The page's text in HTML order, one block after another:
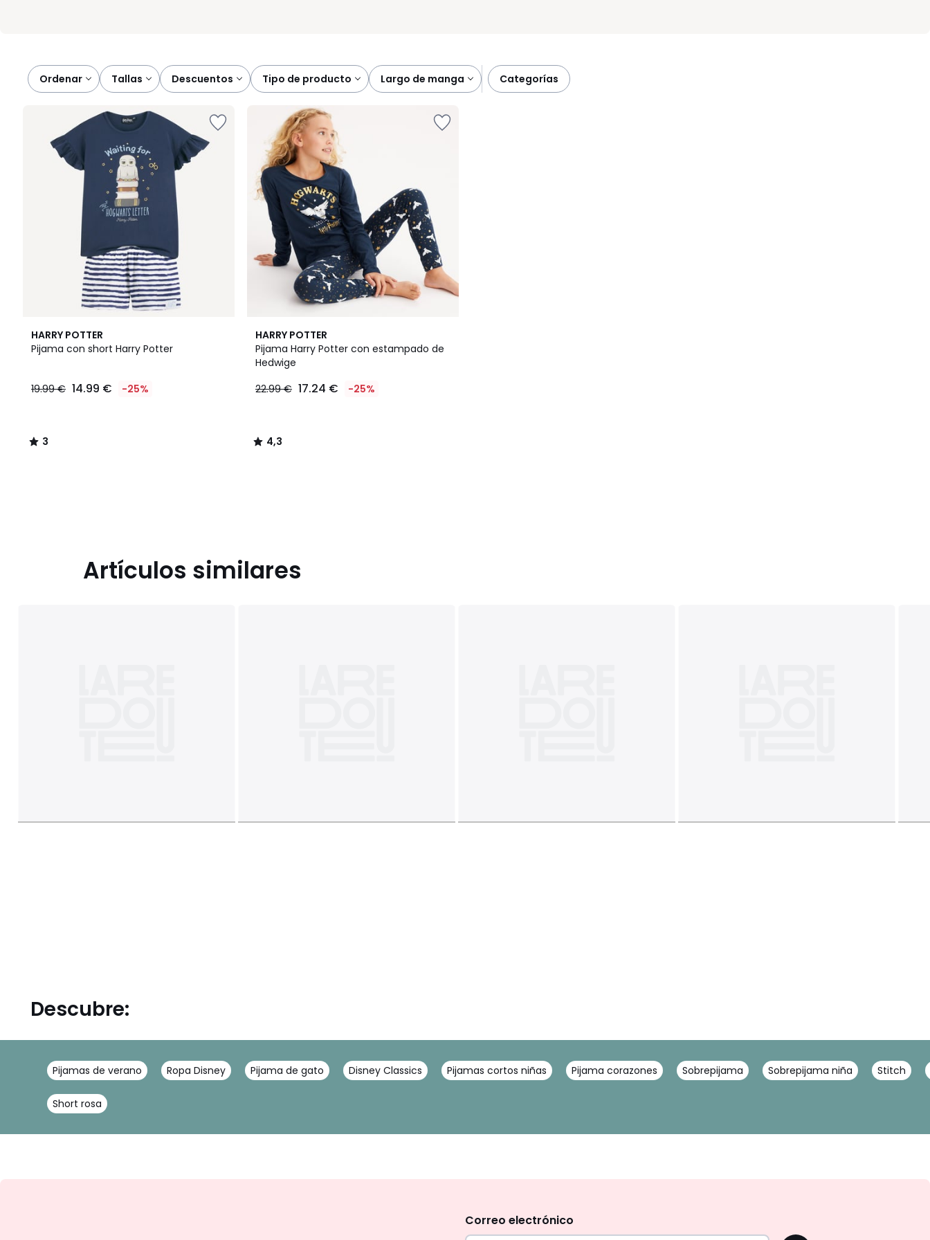
Ordenar tallas descuentos tipo de producto largo de manga categorías
HARRY POTTER
Pijama con short Harry Potter
€
19.99
19.99 € 14.99 € -25%
3
/
3
/
HARRY POTTER
Pijama Harry Potter con estampado de
Hedwige
22.99 € 17.24 € -25%
4,3
/ 5
4,3
/
Artículos similares
Descubre:
Pijamas de verano Ropa Disney Pijama de gato Disney Classics Pijamas cortos niñas Pijama corazones Sobrepijama Sobrepijama niña Stitch
Short rosa
olvides
Correo electrónico